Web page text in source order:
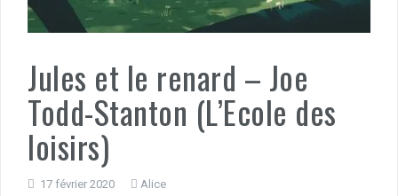
Jules et le renard – Joe
Todd-Stanton (L’Ecole des
loisirs)
17 février 2020 Alice